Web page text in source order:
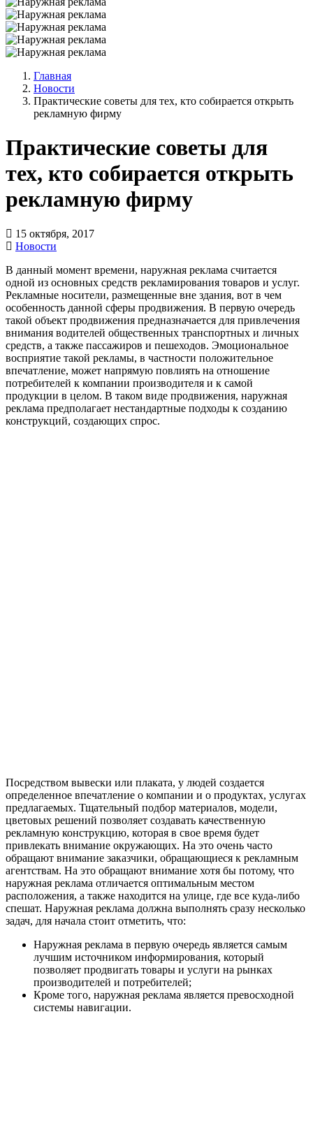
Главная
Новости
Практические советы для тех, кто собирается открыть
рекламную фирму
Практические советы для
тех, кто собирается открыть
рекламную фирму
15 октября, 2017
Новости
В данный момент времени, наружная реклама считается
одной из основных средств рекламирования товаров и услуг.
Рекламные носители, размещенные вне здания, вот в чем
особенность данной сферы продвижения. В первую очередь
такой объект продвижения предназначается для привлечения
внимания водителей общественных транспортных и личных
средств, а также пассажиров и пешеходов. Эмоциональное
восприятие такой рекламы, в частности положительное
впечатление, может напрямую повлиять на отношение
потребителей к компании производителя и к самой
продукции в целом. В таком виде продвижения, наружная
реклама предполагает нестандартные подходы к созданию
конструкций, создающих спрос.
Посредством вывески или плаката, у людей создается
определенное впечатление о компании и о продуктах, услугах
предлагаемых. Тщательный подбор материалов, модели,
цветовых решений позволяет создавать качественную
рекламную конструкцию, которая в свое время будет
привлекать внимание окружающих. На это очень часто
обращают внимание заказчики, обращающиеся к рекламным
агентствам. На это обращают внимание хотя бы потому, что
наружная реклама отличается оптимальным местом
расположения, а также находится на улице, где все куда-либо
спешат. Наружная реклама должна выполнять сразу несколько
задач, для начала стоит отметить, что:
Наружная реклама в первую очередь является самым
лучшим источником информирования, который
позволяет продвигать товары и услуги на рынках
производителей и потребителей;
Кроме того, наружная реклама является превосходной
системы навигации.